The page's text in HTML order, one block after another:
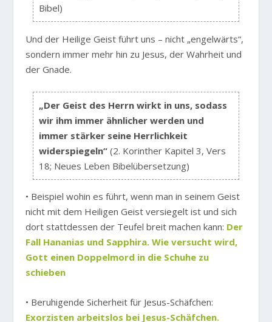
Bibel)
Und der Heilige Geist führt uns – nicht „engelwärts“,
sondern immer mehr hin zu Jesus, der Wahrheit und
der Gnade.
„Der Geist des Herrn wirkt in uns, sodass
wir ihm immer ähnlicher werden und
immer stärker seine Herrlichkeit
widerspiegeln“(2. Korinther Kapitel 3, Vers
18; Neues Leben Bibelübersetzung)
• Beispiel wohin es führt, wenn man in seinem Geist
nicht mit dem Heiligen Geist versiegelt ist und sich
dort stattdessen der Teufel breit machen kann: Der
Fall Hananias und Sapphira. Wie versucht wird,
Gott einen Doppelmord in die Schuhe zu
schieben
• Beruhigende Sicherheit für Jesus-Schäfchen:
Exorzisten arbeitslos bei Jesus-Schäfchen.